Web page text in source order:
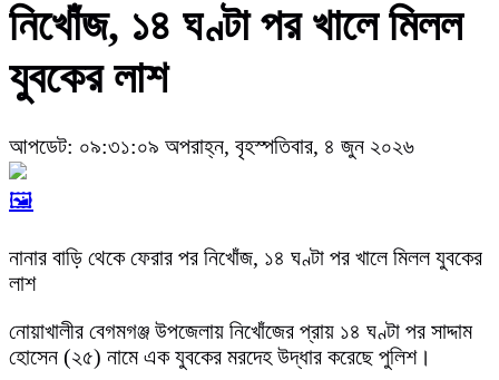
নিখোঁজ, ১৪ ঘণ্টা পর খালে মিলল
যুবকের লাশ
আপডেট: ০৯:৩১:০৯ অপরাহ্ন, বৃহস্পতিবার, ৪ জুন ২০২৬
🖼️
নানার বাড়ি থেকে ফেরার পর নিখোঁজ, ১৪ ঘণ্টা পর খালে মিলল যুবকের
লাশ
নোয়াখালীর বেগমগঞ্জ উপজেলায় নিখোঁজের প্রায় ১৪ ঘণ্টা পর সাদ্দাম
হোসেন (২৫) নামে এক যুবকের মরদেহ উদ্ধার করেছে পুলিশ।